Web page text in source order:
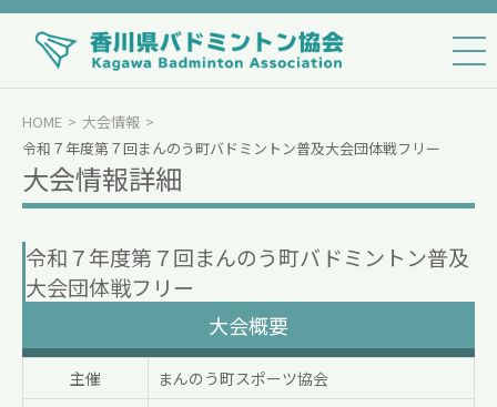
HOME
大会情報
令和７年度第７回まんのう町バドミントン普及大会団体戦フリー
大会情報詳細
令和７年度第７回まんのう町バドミントン普及
大会団体戦フリー
大会概要
主催
まんのう町スポーツ協会